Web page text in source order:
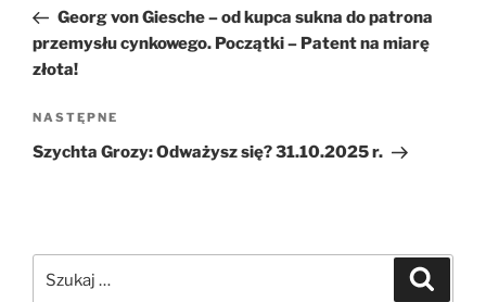
wpisGeorg von Giesche – od kupca sukna do patrona
przemysłu cynkowego. Początki – Patent na miarę
złota!
Następny
wpis
NASTĘPNE
Szychta Grozy: Odważysz się? 31.10.2025 r.